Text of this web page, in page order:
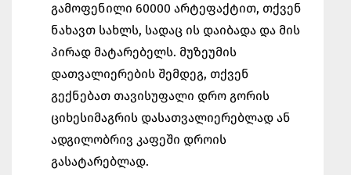
გამოფენილი 60000 არტეფაქტით, თქვენ
ნახავთ სახლს, სადაც ის დაიბადა და მის
პირად მატარებელს. მუზეუმის
დათვალიერების შემდეგ, თქვენ
გექნებათ თავისუფალი დრო გორის
ციხესიმაგრის დასათვალიერებლად ან
ადგილობრივ კაფეში დროის
გასატარებლად.